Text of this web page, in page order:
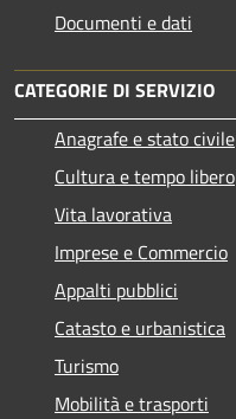
Documenti e dati
CATEGORIE DI SERVIZIO
Anagrafe e stato civile
Cultura e tempo libero
Vita lavorativa
Imprese e Commercio
Appalti pubblici
Catasto e urbanistica
Turismo
Mobilità e trasporti